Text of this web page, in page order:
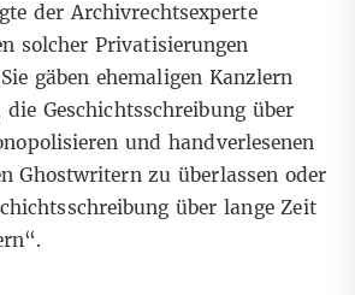
der Archivrechtsexperte
solcher Privatisierungen
gäben ehemaligen Kanzlern
Geschichtsschreibung über
und handverlesenen
Ghostwritern zu überlassen oder
über lange Zeit